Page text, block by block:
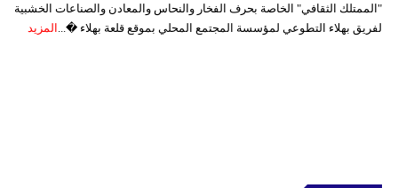
"الممتلك الثقافي" الخاصة بحرف الفخار والنحاس والمعادن والصناعات الخشبية
لفريق بهلاء التطوعي لمؤسسة المجتمع المحلي بموقع قلعة بهلاء �... المزيد